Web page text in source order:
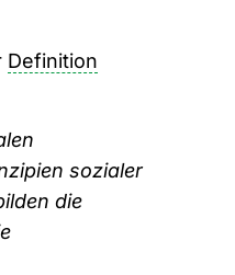
Definition
sozialer
die